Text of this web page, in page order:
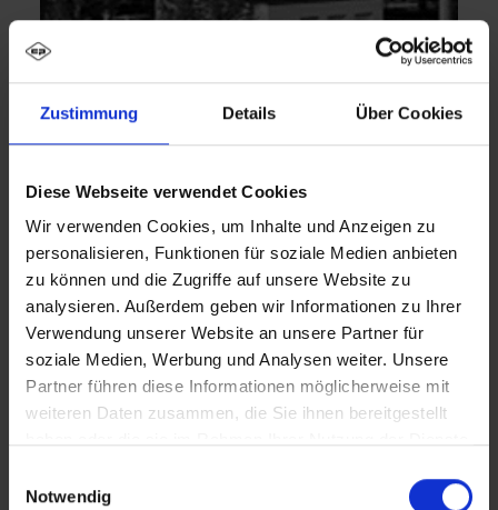
Zustimmung Details Über Cookies
Diese Webseite verwendet Cookies
Wir verwenden Cookies, um Inhalte und Anzeigen zu
personalisieren, Funktionen für soziale Medien anbieten
zu können und die Zugriffe auf unsere Website zu
analysieren. Außerdem geben wir Informationen zu Ihrer
Verwendung unserer Website an unsere Partner für
soziale Medien, Werbung und Analysen weiter. Unsere
Partner führen diese Informationen möglicherweise mit
weiteren Daten zusammen, die Sie ihnen bereitgestellt
Notwendig
1925-1975
1982-2023